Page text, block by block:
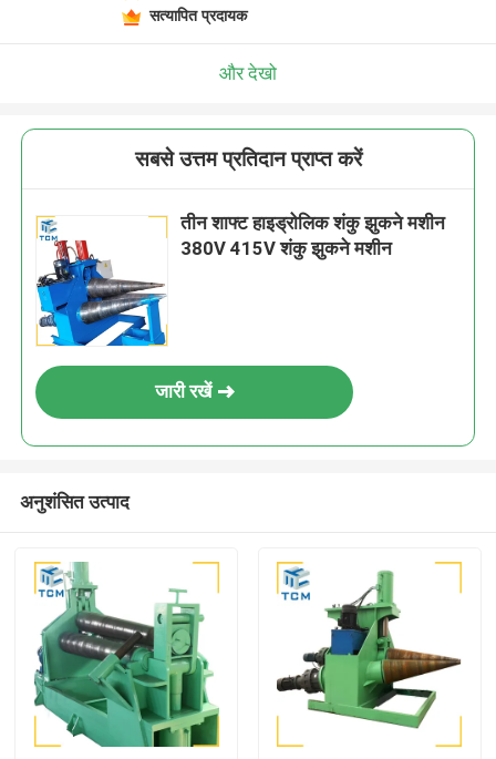
सत्यापित प्रदायक
और देखो
सबसे उत्तम प्रतिदान प्राप्त करें
तीन शाफ्ट हाइड्रोलिक शंकु झुकने मशीन
380V 415V शंकु झुकने मशीन
जारी रखें
अनुशंसित उत्पाद